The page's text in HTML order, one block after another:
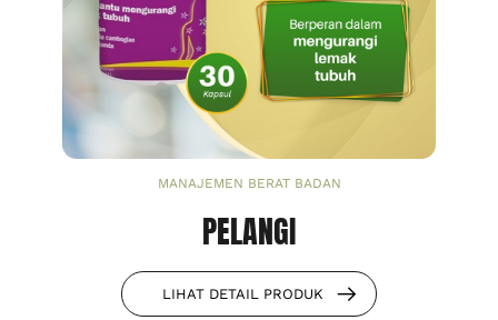
MANAJEMEN BERAT BADAN
PELANGI
LIHAT DETAIL PRODUK